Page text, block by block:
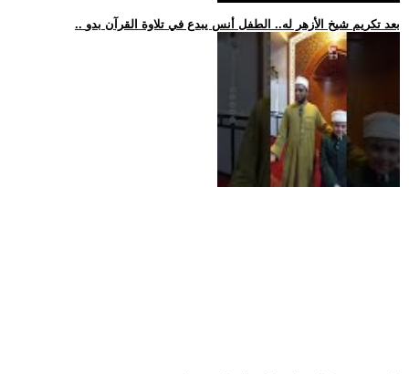
.. بعد تكريم شيخ الأزهر له.. الطفل أنس يبدع في تلاوة القرآن بدو